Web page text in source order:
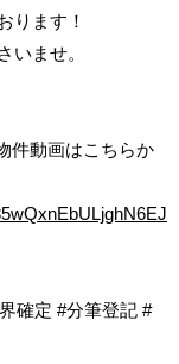
ります！
いませ。
件動画はこちらか
確定 #分筆登記 #